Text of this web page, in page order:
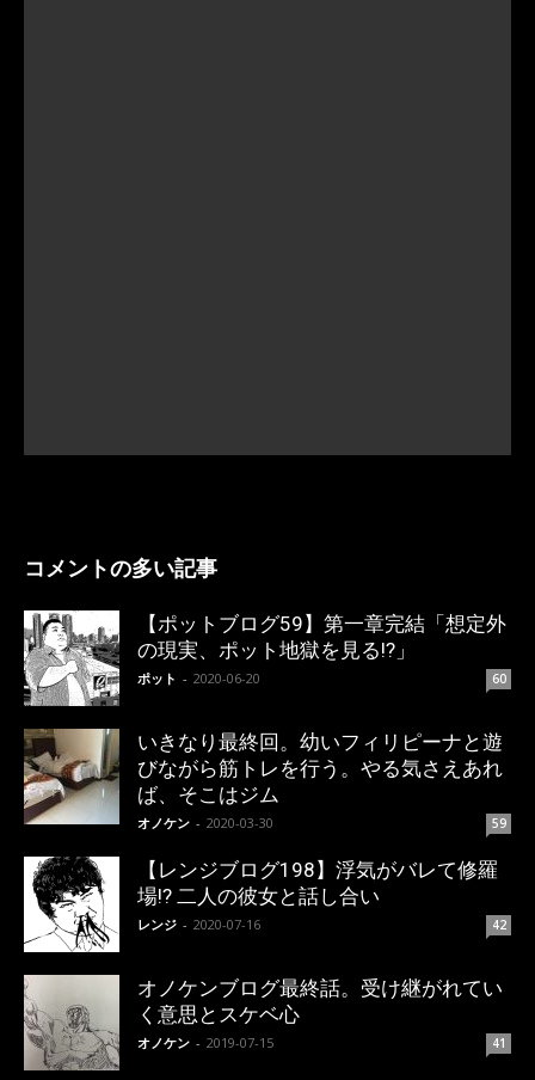
コメントの多い記事
【ポットブログ59】第一章完結「想定外
の現実、ポット地獄を見る!?」
ポット - 2020-06-20 60
いきなり最終回。幼いフィリピーナと遊
びながら筋トレを行う。やる気さえあれ
ば、そこはジム
オノケン - 2020-03-30 59
【レンジブログ198】浮気がバレて修羅
場!? 二人の彼女と話し合い
レンジ - 2020-07-16 42
オノケンブログ最終話。受け継がれてい
く意思とスケベ心
オノケン - 2019-07-15 41